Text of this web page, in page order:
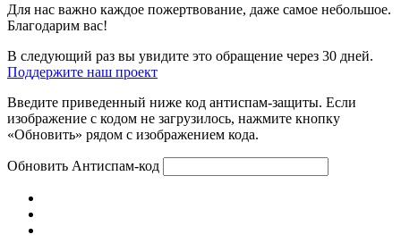
Для нас важно каждое пожертвование, даже самое небольшое.
Благодарим вас!
В следующий раз вы увидите это обращение через 30 дней.
Поддержите наш проект
Введите приведенный ниже код антиспам-защиты. Если
изображение с кодом не загрузилось, нажмите кнопку
«Обновить» рядом с изображением кода.
Обновить Антиспам-код